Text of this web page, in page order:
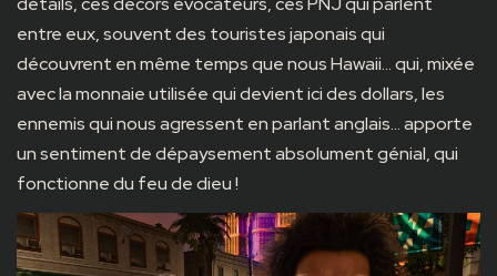
entre eux, souvent des touristes japonais qui
découvrent en même temps que nous Hawaii… qui, mixée
avec la monnaie utilisée qui devient ici des dollars, les
ennemis qui nous agressent en parlant anglais… apporte
un sentiment de dépaysement absolument génial, qui
fonctionne du feu de dieu !